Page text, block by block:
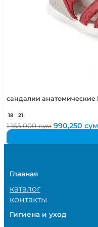
сандалии
18 21
1,165,000сум
цена
1,165,000
990,250сум
Главная
каталог
контакты
Гигиена и уход